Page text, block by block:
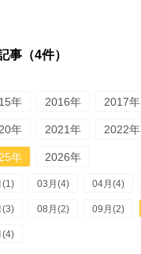
事（4件）
年 2016年 2017年
年 2021年 2022年
年 2026年
(1) 03月(4) 04月(4)
(3) 08月(2) 09月(2)
(4)